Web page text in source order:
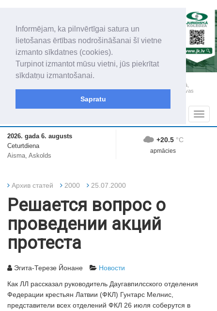
Informējam, ka pilnvērtīgai satura un
lietošanas ērtības nodrošināšanai šī vietne
izmanto sīkdatnes (cookies).
Turpinot izmantot mūsu vietni, jūs piekrītat
sīkdatņu izmantošanai.
Sapratu
„Latgales Laiks” iznāk latviešu un krievu valodās visā Dienvidlatgalē un Sēlijā,
„Latgales Laiks” latviešu valodā aptver Daugavpils valstspilsētu, Augšdaugavas
novadu un apkārtējos novadus un pilsētas.
2026. gada 6. augusts
Ceturtdiena
Aisma, Askolds
+20.5 °C
apmācies
Архив статей 2000 25.07.2000
Решается вопрос о
проведении акций
протеста
Эгита-Терезе Йонане Новости
Как ЛЛ рассказал руководитель Даугавпилсского отделения
Федерации крестьян Латвии (ФКЛ) Гунтарс Мелнис,
представители всех отделений ФКЛ 26 июля соберутся в